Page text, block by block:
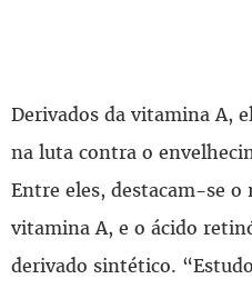
Derivados da vitamina A,
na luta contra o
Entre eles, destacam-se
vitamina A, e o ácido
derivado sintético.